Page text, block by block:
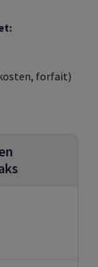
forfait)